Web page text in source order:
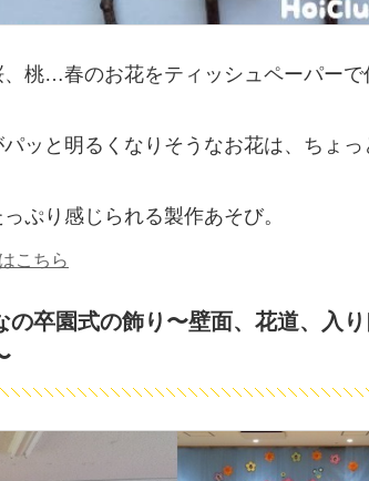
桃…春のお花をティッシュペーパーで
パッと明るくなりそうなお花は、ちょ
ぷり感じられる製作あそび。
こちら
の卒園式の飾り〜壁面、花道、入